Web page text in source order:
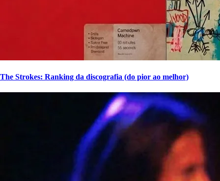
The Strokes: Ranking da discografia (do pior ao melhor)